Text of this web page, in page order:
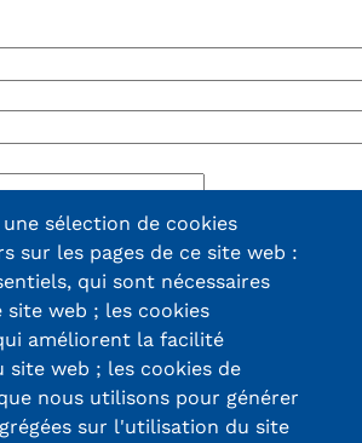
sélection de cookies
sur les pages de ce site web :
qui sont nécessaires
web ; les cookies
améliorent la facilité
web ; les cookies de
nous utilisons pour générer
sur l'utilisation du site